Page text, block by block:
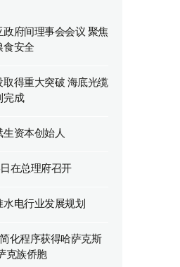
府间理事会会议 聚焦
食安全
得重大突破 海底光缆
完成
资本创始人
在总理府召开
电行业发展规划
化程序获得哈萨克斯
克族侨胞